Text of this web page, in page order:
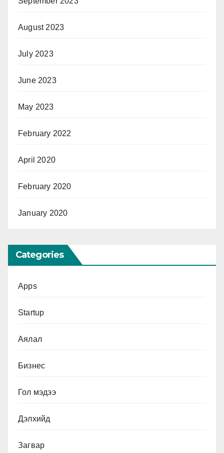
August 2023
July 2023
June 2023
May 2023
February 2022
April 2020
February 2020
January 2020
Categories
Apps
Startup
Аялал
Бизнес
Гол мэдээ
Дэлхийд
Загвар